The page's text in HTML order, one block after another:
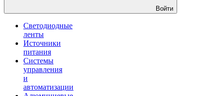
Войти
Светодиодные
ленты
Источники
питания
Системы
управления
и
автоматизации